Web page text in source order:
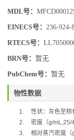
MDL号：
EINECS号： 236-924-
RTECS号：
BRN号： 暂无
PubChem号： 暂无
物性数据
1.
性状：灰色至棕
2.
密度（g/mL,25/
3.
相对蒸汽密度（